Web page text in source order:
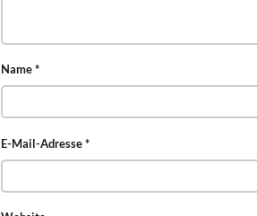
Name*
E-Mail-Adresse*